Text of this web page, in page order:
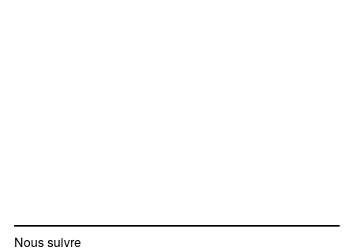
Nous suivre